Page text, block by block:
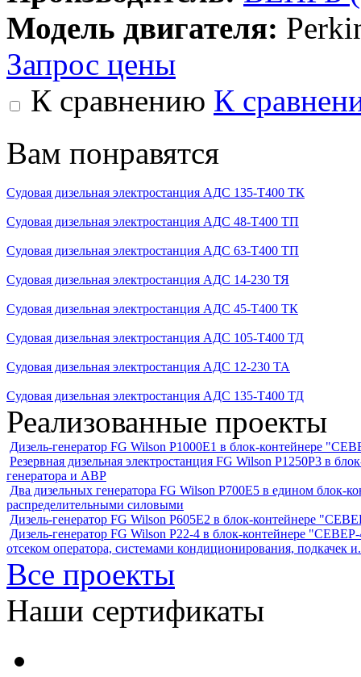
Модель двигателя:
Запрос цены
К сравнению К
Вам понравятся
Судовая дизельная электростанция АДС 135-Т400 ТК
Судовая дизельная электростанция АДС 48-Т400 ТП
Судовая дизельная электростанция АДС 63-Т400 ТП
Судовая дизельная электростанция АДС 14-230 ТЯ
Судовая дизельная электростанция АДС 45-Т400 ТК
Судовая дизельная электростанция АДС 105-Т400 ТД
Судовая дизельная электростанция АДС 12-230 ТА
Судовая дизельная электростанция АДС 135-Т400 ТД
Реализованные проекты
Дизель-генератор FG Wilson P1000E1 в блок-контейнере
Резервная дизельная электростанция FG Wilson P1250Р3 в
генератора и АВР
Два дизельных генератора FG Wilson P700E5 в едином
распределительными силовыми
Дизель-генератор FG Wilson P605Е2 в блок-контейнере
Дизель-генератор FG Wilson P22-4 в блок-контейнере
отсеком оператора, системами кондиционирования, подкачек
Все проекты
Наши сертификаты